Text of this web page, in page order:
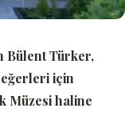
Bülent Türker,
için
Müzesihaline